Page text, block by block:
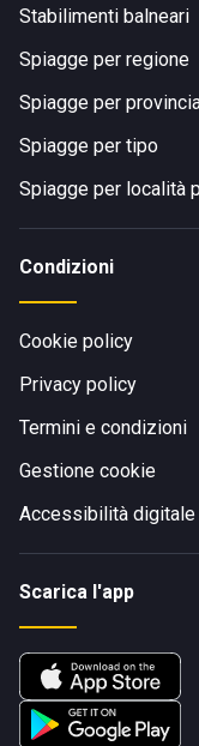
Stabilimenti balneari
Spiagge per regione
Spiagge per
Spiagge per tipo
Spiagge per località
Condizioni
Cookie policy
Privacy policy
Termini e condizioni
Gestione cookie
Accessibilità digitale
Scarica l'app